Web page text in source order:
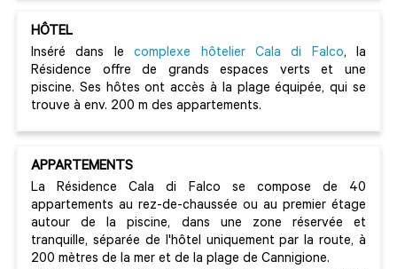
HÔTEL
Inséré dans lecomplexe hôtelier Cala di Falco, la
Résidence offre de grands espaces verts et une
piscine. Ses hôtes ont accès à la plage équipée, qui se
trouve à env. 200 m des appartements.
APPARTEMENTS
La Résidence Cala di Falco se compose de 40
appartements au rez-de-chaussée ou au premier étage
autour de la piscine, dans une zone réservée et
tranquille, séparée de l'hôtel uniquement par la route, à
200 mètres de la mer et de la plage de Cannigione.